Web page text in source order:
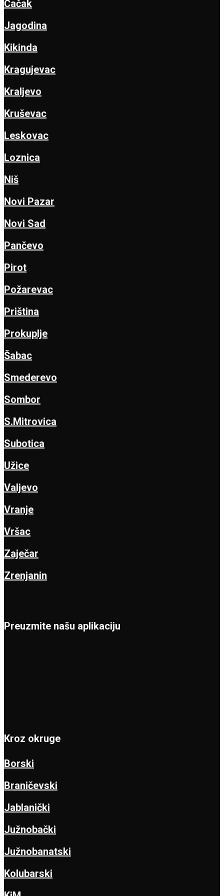
Čačak
Jagodina
Kikinda
Kragujevac
Kraljevo
Kruševac
Leskovac
Loznica
Niš
Novi Pazar
Novi Sad
Pančevo
Pirot
Požarevac
Priština
Prokuplje
Šabac
Smederevo
Sombor
S.Mitrovica
Subotica
Užice
Valjevo
Vranje
Vršac
Zaječar
Zrenjanin
Preuzmite našu aplikaciju
Kroz okruge
Borski
Braničevski
Jablanički
Južnobački
Južnobanatski
Kolubarski